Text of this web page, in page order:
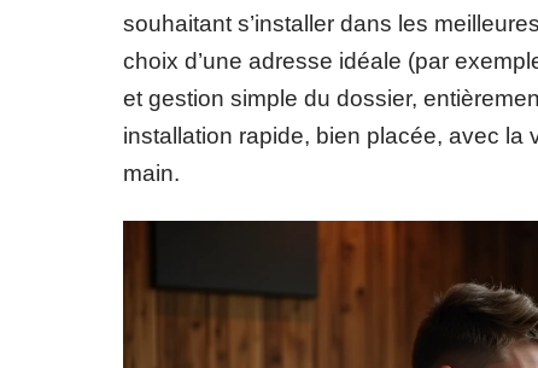
souhaitant s’installer dans les
choix d’une adresse idéale (par
et gestion simple du dossier,
installation rapide, bien placée, avec la
main.